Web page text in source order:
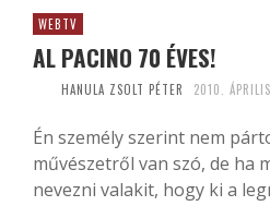
WEBTV
AL PACINO 70 ÉVES!
HANULA ZSOLT PÉTER 2010.
Én személy szerint nem
művészetről van szó, de ha
nevezni valakit, hogy ki a